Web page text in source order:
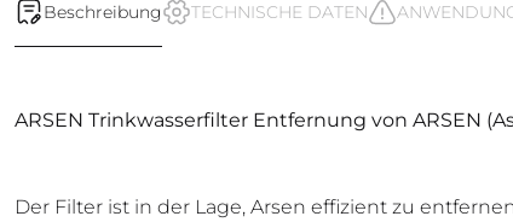
Beschreibung TECHNISCHE DATEN
ARSEN Trinkwasserfilter Entfernung von ARSEN (As
Der Filter ist in der Lage, Arsen effizient zu